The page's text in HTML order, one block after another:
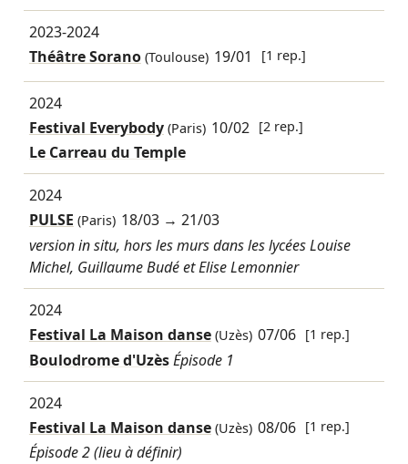
2023-2024
Théâtre Sorano(Toulouse) 19/01 [1 rep.]
2024
Festival Everybody(Paris) 10/02 [2 rep.]
Le Carreau du Temple
2024
PULSE (Paris) 18/03 →21/03
version in situ, hors les murs dans les lycées Louise
Michel, Guillaume Budé et Elise Lemonnier
2024
Festival La Maison danse(Uzès) 07/06 [1 rep.]
Boulodrome d'UzèsÉpisode 1
2024
Festival La Maison danse(Uzès) 08/06 [1 rep.]
Épisode 2 (lieu à définir)